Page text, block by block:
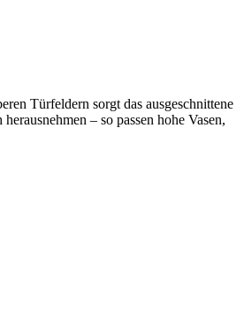
Türfeldern sorgt das ausgeschnittene
– so passen hohe Vasen,